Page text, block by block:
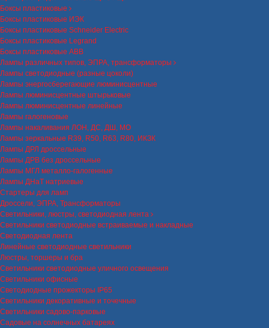
Боксы пластиковые
Боксы пластиковые ИЭК
Боксы пластиковые Schneider Electric
Боксы пластиковые Legrand
Боксы пластиковые ABB
Лампы различных типов, ЭПРА, трансформаторы
Лампы светодиодные (разные цоколи)
Лампы энергосберегающие люминисцентные
Лампы люминисцентные штырьковые
Лампы люминисцентные линейные
Лампы галогеновые
Лампы накаливания ЛОН, ДС, ДШ, МО
Лампы зеркальные R39, R50, R63, R80, ИКЗК
Лампы ДРЛ дроссельные
Лампы ДРВ без дроссельные
Лампы МГЛ металло-галогенные
Лампы ДНаТ натриевые
Стартеры для ламп
Дроссели, ЭПРА, Трансформаторы
Светильники, люстры, светодиодная лента
Светильники светодиодные встраиваемые и накладные
Светодиодная лента
Линейные светодиодные светильники
Люстры, торшеры и бра
Светильники светодиодные уличного освещения
Светильники офисные
Светодиодные прожекторы IP65
Светильники декоративные и точечные
Светильники садово-парковые
Садовые на солнечных батареях